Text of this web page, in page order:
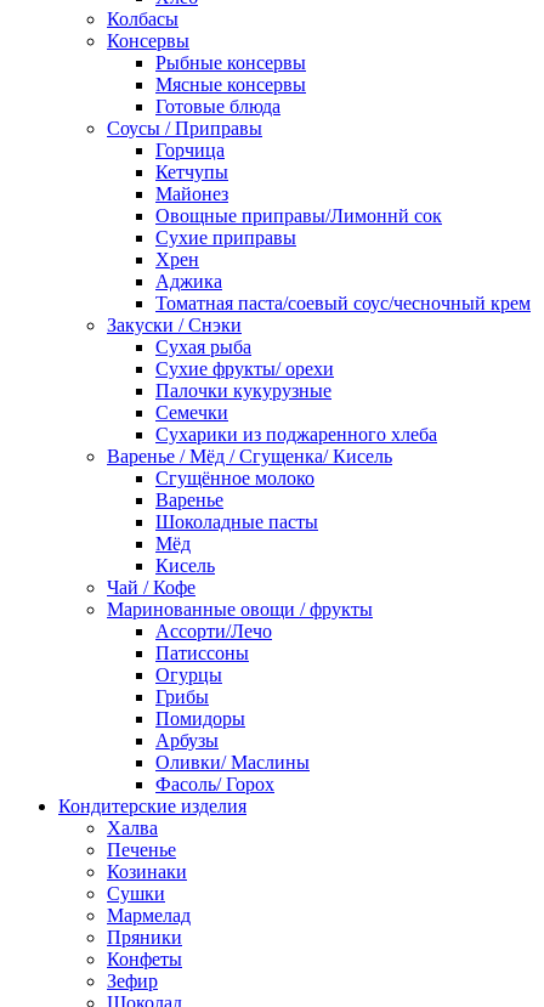
Колбасы
Консервы
Рыбные консервы
Мясные консервы
Готовые блюда
Соусы / Приправы
Горчица
Кетчупы
Майонез
Овощные приправы/Лимоннй сок
Сухие приправы
Хрен
Аджика
Томатная паста/соевый соус/чесночный крем
Закуски / Снэки
Сухая рыба
Сухие фрукты/ орехи
Палочки кукурузные
Семечки
Сухарики из поджаренного хлеба
Варенье / Мёд / Сгущенка/ Кисель
Сгущённое молоко
Варенье
Шоколадные пасты
Мёд
Кисель
Чай / Кофе
Маринованные овощи / фрукты
Ассорти/Лечо
Патиссоны
Огурцы
Грибы
Помидоры
Арбузы
Оливки/ Маслины
Фасоль/ Горох
Кондитерские изделия
Халва
Печенье
Козинаки
Сушки
Мармелад
Пряники
Конфеты
Зефир
Шоколад